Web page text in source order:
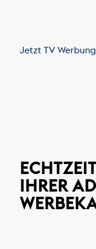
Jetzt TV
IHRER